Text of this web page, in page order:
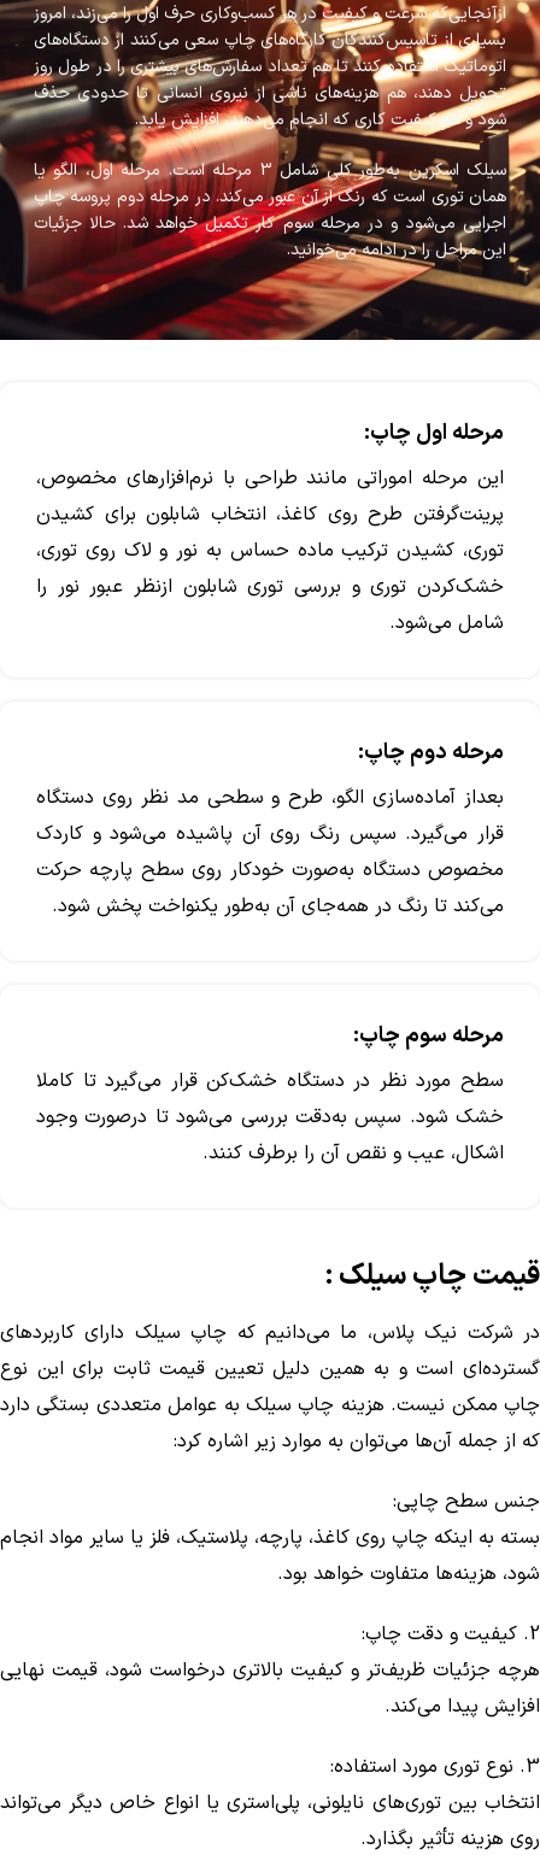
ازآنجایی‌که سرعت و کیفیت در هر کسب‌وکاری حرف اول را می‌زند، امروز
بسیاری از تاسیس‌کنندگان کارگاه‌های چاپ سعی می‌کنند از دستگاه‌های
اتوماتیک استفاده کنند تا هم تعداد سفارش‌های بیشتری را در طول روز
تحویل دهند، هم هزینه‌های ناشی از نیروی انسانی تا حدودی حذف
شود و هم کیفیت کاری که انجام می‌دهند، افزایش یابد.
سیلک اسکرین به‌طور کلی شامل 3 مرحله است. مرحله اول، الگو یا
همان توری است که رنگ از آن عبور می‌کند. در مرحله دوم پروسه چاپ
اجرایی می‌شود و در مرحله سوم کار تکمیل خواهد شد. حالا جزئیات
این مراحل را در ادامه می‌خوانید.
مرحله اول چاپ:
این مرحله اموراتی مانند طراحی با نرم‌افزارهای مخصوص،
پرینت‌گرفتن طرح روی کاغذ، انتخاب شابلون برای کشیدن
توری، کشیدن ترکیب ماده حساس به نور و لاک روی توری،
خشک‌کردن توری و بررسی توری شابلون ازنظر عبور نور را
شامل می‌شود.
مرحله دوم چاپ:
بعداز آماده‌سازی الگو، طرح و سطحی مد نظر روی دستگاه
قرار می‌گیرد. سپس رنگ روی آن پاشیده می‌شود و کاردک
مخصوص دستگاه به‌صورت خودکار روی سطح پارچه حرکت
می‌کند تا رنگ در همه‌جای آن به‌‌طور یکنواخت پخش شود.
مرحله سوم چاپ:
سطح مورد نظر در دستگاه خشک‌کن قرار می‌گیرد تا کاملا
خشک شود. سپس به‌دقت بررسی می‌شود تا درصورت وجود
اشکال، عیب و نقص آن را برطرف کنند.
قیمت چاپ سیلک :
در شرکت نیک پلاس، ما می‌دانیم که چاپ سیلک دارای کاربردهای
گسترده‌ای است و به همین دلیل تعیین قیمت ثابت برای این نوع
چاپ ممکن نیست. هزینه چاپ سیلک به عوامل متعددی بستگی دارد
که از جمله آن‌ها می‌توان به موارد زیر اشاره کرد:
جنس سطح چاپی:
بسته به اینکه چاپ روی کاغذ، پارچه، پلاستیک، فلز یا سایر مواد انجام
شود، هزینه‌ها متفاوت خواهد بود.
2. کیفیت و دقت چاپ:
هرچه جزئیات ظریف‌تر و کیفیت بالاتری درخواست شود، قیمت نهایی
افزایش پیدا می‌کند.
3. نوع توری مورد استفاده:
انتخاب بین توری‌های نایلونی، پلی‌استری یا انواع خاص دیگر می‌تواند
روی هزینه تأثیر بگذارد.